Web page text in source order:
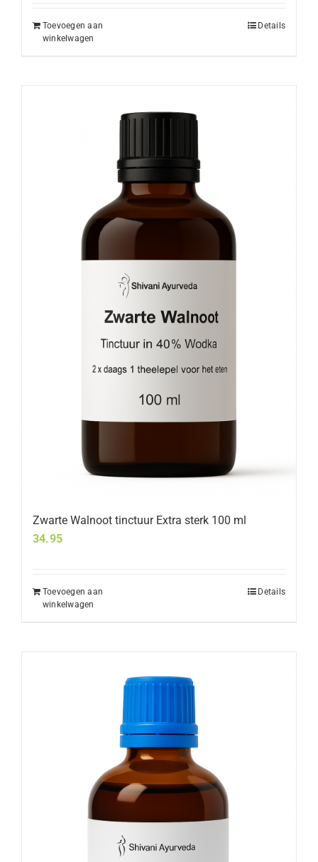
Toevoegen aan
winkelwagen
Details
Zwarte Walnoot tinctuur Extra sterk 100 ml
34.95
Toevoegen aan
winkelwagen
Details